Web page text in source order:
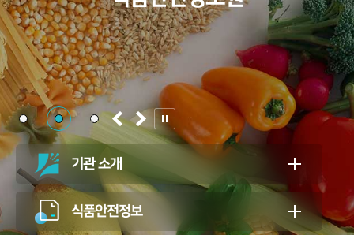
식품안전정보원
기관 소개
식품안전정보